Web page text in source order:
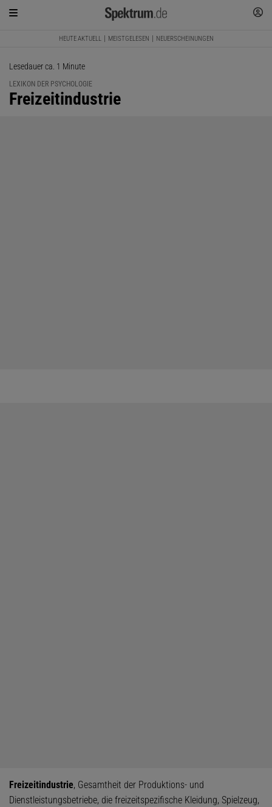
HEUTE AKTUELL MEISTGELESEN NEUERSCHEINUNGEN
Lesedauer ca. 1 Minute
LEXIKON DER PSYCHOLOGIE
:
Freizeitindustrie
Freizeitindustrie, Gesamtheit der Produktions- und
Dienstleistungsbetriebe, die freizeitspezifische Kleidung, Spielzeug,